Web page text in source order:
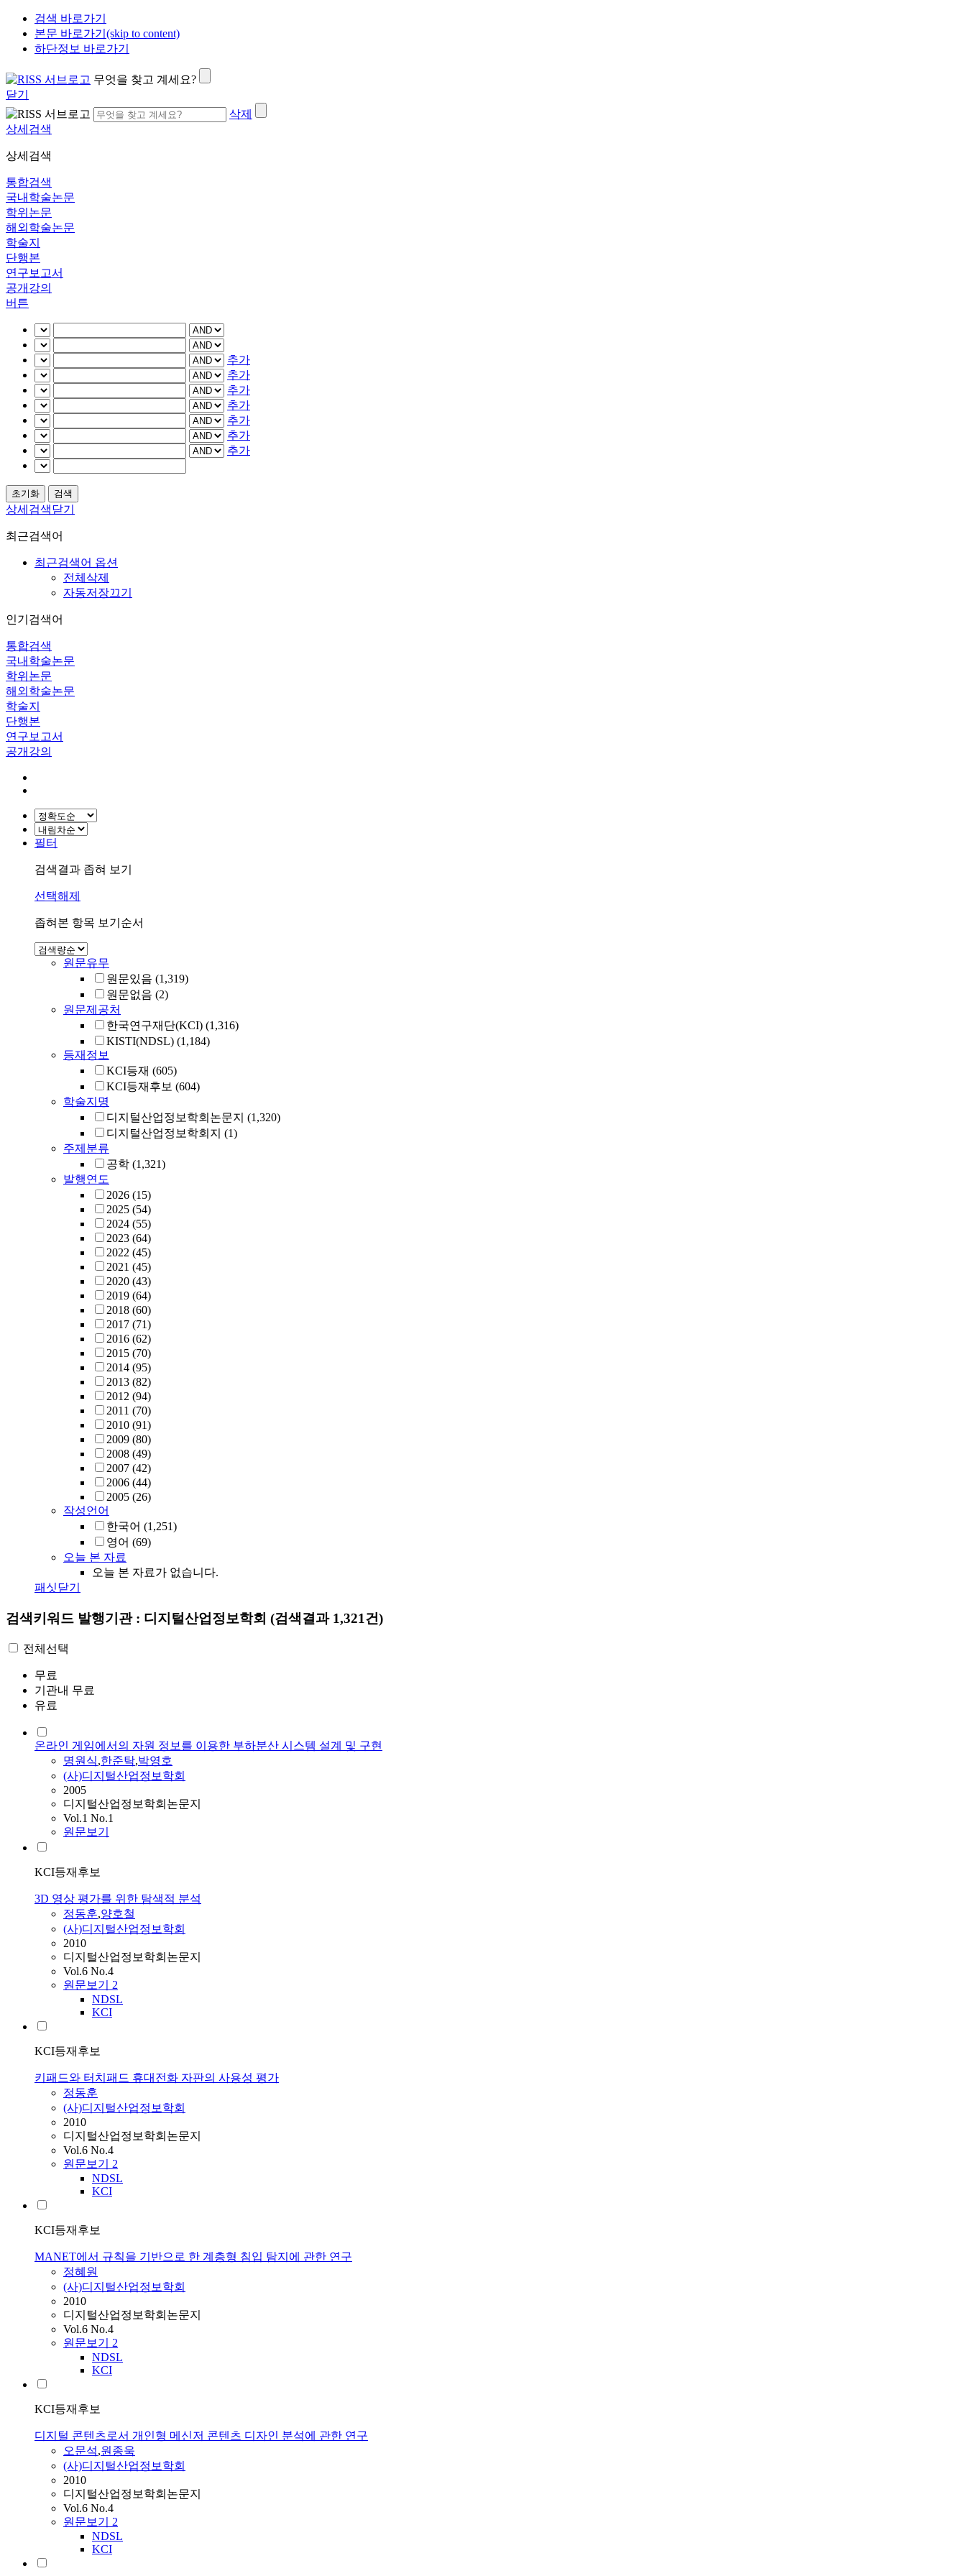
검색 바로가기
본문 바로가기(skip to content)
하단정보 바로가기
무엇을 찾고 계세요?
닫기
삭제
상세검색
상세검색
통합검색
국내학술논문
학위논문
해외학술논문
학술지
단행본
연구보고서
공개강의
버튼
추가
추가
추가
추가
추가
추가
추가
상세검색닫기
최근검색어
최근검색어 옵션
전체삭제
자동저장끄기
인기검색어
통합검색
국내학술논문
학위논문
해외학술논문
학술지
단행본
연구보고서
공개강의
필터
검색결과 좁혀 보기
선택해제
좁혀본 항목 보기순서
원문유무
원문있음 (1,319)
원문없음 (2)
원문제공처
한국연구재단(KCI) (1,316)
KISTI(NDSL) (1,184)
등재정보
KCI등재 (605)
KCI등재후보 (604)
학술지명
디지털산업정보학회논문지 (1,320)
디지털산업정보학회지 (1)
주제분류
공학 (1,321)
발행연도
2026 (15)
2025 (54)
2024 (55)
2023 (64)
2022 (45)
2021 (45)
2020 (43)
2019 (64)
2018 (60)
2017 (71)
2016 (62)
2015 (70)
2014 (95)
2013 (82)
2012 (94)
2011 (70)
2010 (91)
2009 (80)
2008 (49)
2007 (42)
2006 (44)
2005 (26)
작성언어
한국어 (1,251)
영어 (69)
오늘 본 자료
오늘 본 자료가 없습니다.
패싯닫기
검색키워드 발행기관 : 디지털산업정보학회 (검색결과 1,321건)
전체선택
무료
기관내 무료
유료
온라인 게임에서의 자원 정보를 이용한 부하분산 시스템 설계 및 구현
명원식,한준탁,박영호
(사)디지털산업정보학회
2005
디지털산업정보학회논문지
Vol.1 No.1
원문보기
KCI등재후보
3D 영상 평가를 위한 탐색적 분석
정동훈,양호철
(사)디지털산업정보학회
2010
디지털산업정보학회논문지
Vol.6 No.4
원문보기 2
NDSL
KCI
KCI등재후보
키패드와 터치패드 휴대전화 자판의 사용성 평가
정동훈
(사)디지털산업정보학회
2010
디지털산업정보학회논문지
Vol.6 No.4
원문보기 2
NDSL
KCI
KCI등재후보
MANET에서 규칙을 기반으로 한 계층형 침입 탐지에 관한 연구
정혜원
(사)디지털산업정보학회
2010
디지털산업정보학회논문지
Vol.6 No.4
원문보기 2
NDSL
KCI
KCI등재후보
디지털 콘텐츠로서 개인형 메신저 콘텐츠 디자인 분석에 관한 연구
오문석,원종욱
(사)디지털산업정보학회
2010
디지털산업정보학회논문지
Vol.6 No.4
원문보기 2
NDSL
KCI